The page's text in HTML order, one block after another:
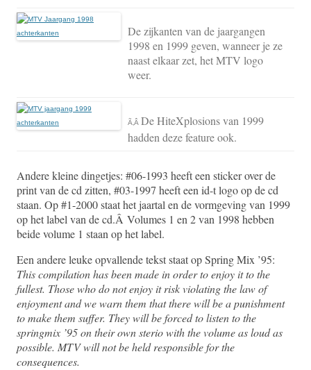
De zijkanten van de jaargangen
1998 en 1999 geven, wanneer je ze
naast elkaar zet, het MTV logo
weer.
Ã‚Â De HiteXplosions van 1999
hadden deze feature ook.
Andere kleine dingetjes: #06-1993 heeft een sticker over de
print van de cd zitten, #03-1997 heeft een id-t logo op de cd
staan. Op #1-2000 staat het jaartal en de vormgeving van 1999
op het label van de cd.Â Volumes 1 en 2 van 1998 hebben
beide volume 1 staan op het label.
Een andere leuke opvallende tekst staat op Spring Mix ’95:
This compilation has been made in order to enjoy it to the
fullest. Those who do not enjoy it risk violating the law of
enjoyment and we warn them that there will be a punishment
to make them suffer. They will be forced to listen to the
springmix ’95 on their own sterio with the volume as loud as
possible. MTV will not be held responsible for the
consequences.